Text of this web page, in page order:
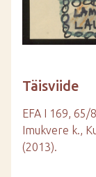
Täisviide
EFA I 169, 65/
Imukvere k.,
(2013).